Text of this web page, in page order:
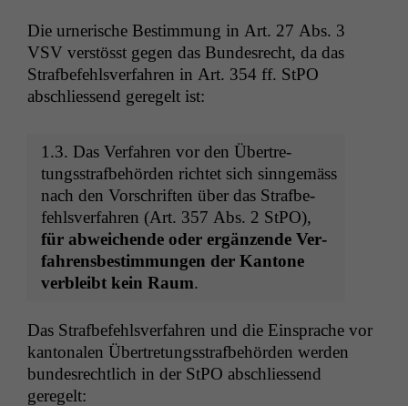
Die urner­ische Bes­tim­mung in Art. 27 Abs. 3
VSV ver­stösst gegen das Bun­desrecht, da das
Straf­be­fehlsver­fahren in Art. 354 ff. StPO
abschliessend geregelt ist:
1.3. Das Ver­fahren vor den Übertre­
tungsstraf­be­hör­den richtet sich sin­ngemäss
nach den Vorschriften über das Straf­be­
fehlsver­fahren (Art. 357 Abs. 2 StPO),
für abwe­ichende oder ergänzende Ver­
fahrens­bes­tim­mungen der Kan­tone
verbleibt kein Raum.
Das Straf­be­fehlsver­fahren und die Ein­sprache vor
kan­tonalen Übertre­tungsstraf­be­hör­den wer­den
bun­desrechtlich in der StPO abschliessend
geregelt: